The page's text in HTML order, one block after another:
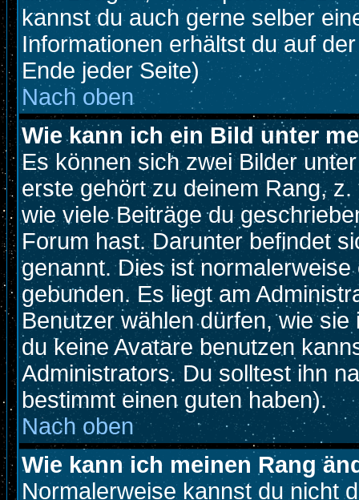
kannst du auch gerne selber
Informationen erhältst du auf
Ende jeder Seite)
Nach oben
Wie kann ich ein Bild unter
Es können sich zwei Bilder
erste gehört zu deinem Rang,
wie viele Beiträge du
Forum hast. Darunter befindet
genannt. Dies ist
gebunden. Es liegt am
Benutzer wählen dürfen, wie
du keine Avatare benutzen
Administrators. Du solltest ihn
bestimmt einen guten haben).
Nach oben
Wie kann ich meinen Rang
Normalerweise kannst du nicht